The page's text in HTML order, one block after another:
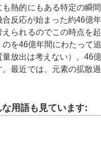
熱的にもある特定の瞬
反応が始まった約46億
られるのでこの時点を
を46億年間にわたって
放出は考えない）。46
最近では、元素の拡散
用語も見ています: